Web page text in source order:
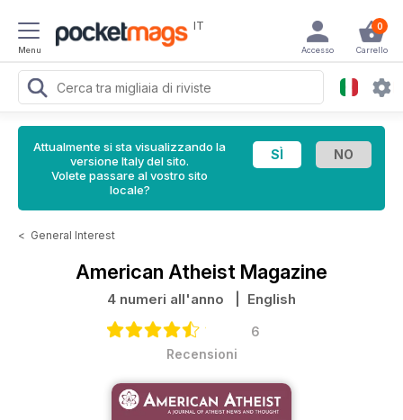
Menu
IT 0
Carrello
Accesso
Attualmente si sta visualizzando la
versione Italy del sito.
Volete passare al vostro sito
locale?
< General Interest
American Atheist Magazine
4 numeri all'anno | English
6
Recensioni